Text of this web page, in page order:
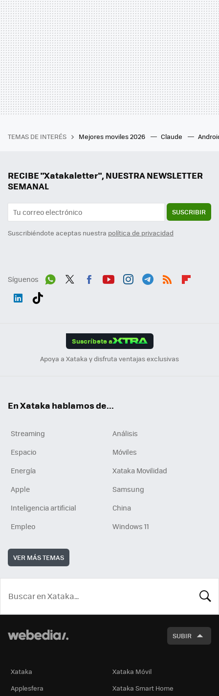
TEMAS DE INTERÉS Mejores moviles 2026 Claude
RECIBE "Xatakaletter", NUESTRA NEWSLETTER
SEMANAL
SUSCRIBIR
Suscribiéndote aceptas nuestra política de privacidad
Síguenos
Suscríbete a
Apoya a Xataka y disfruta ventajas exclusivas
En Xataka hablamos de...
Streaming
Análisis
Espacio
Móviles
Energía
Xataka Movilidad
Apple
Samsung
Inteligencia artificial
China
Empleo
Windows 11
VER MÁS TEMAS
SUBIR
Xataka
Xataka Móvil
Applesfera
Xataka Smart Home